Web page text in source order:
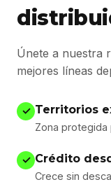
Únete a nuestra
mejores líneas
✓ Territorios
Zona protegida
✓ Crédito
Crece sin